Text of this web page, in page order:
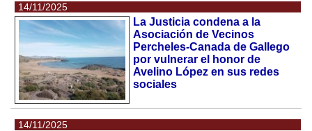
14/11/2025
La Justicia condena a la
Asociación de Vecinos
Percheles-Canada de Gallego
por vulnerar el honor de
Avelino López en sus redes
sociales
14/11/2025